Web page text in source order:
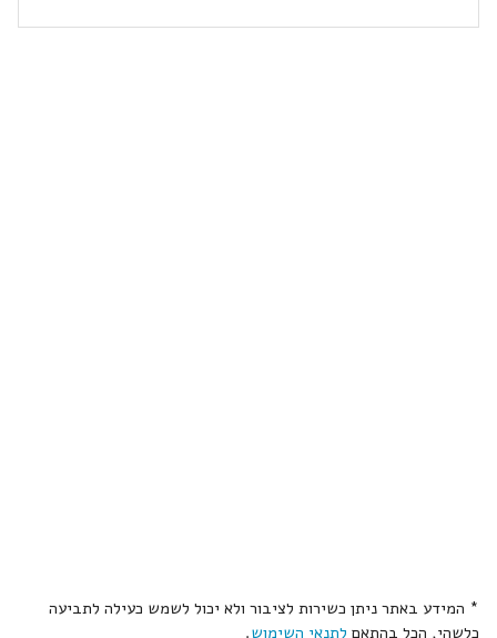
* המידע באתר ניתן כשירות לציבור ולא יכול לשמש כעילה לתביעה
כלשהי, הכל בהתאם לתנאי השימוש.